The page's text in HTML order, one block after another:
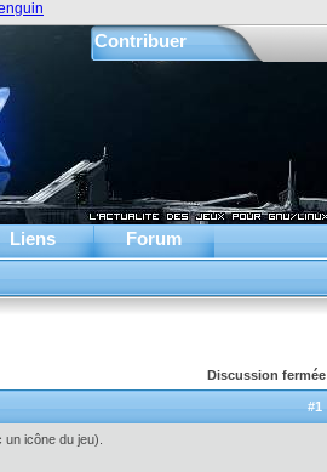
Contribuer
Liens Forum
Discussion fermée
#1
icône du jeu).